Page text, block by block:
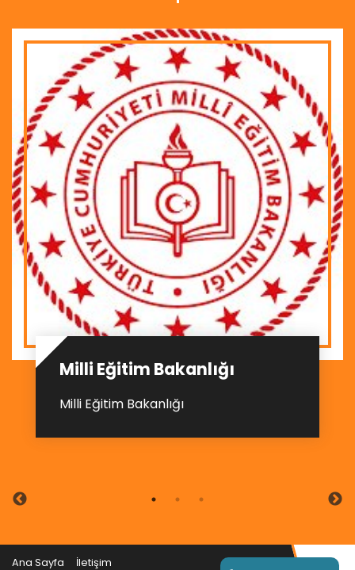
Milli Eğitim Bakanlığı
Milli Eğitim Bakanlığı
Ana Sayfa İletişim